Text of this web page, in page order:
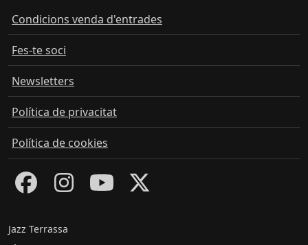
Condicions venda d'entrades
Fes-te soci
Newsletters
Política de privacitat
Política de cookies
Jazz Terrassa